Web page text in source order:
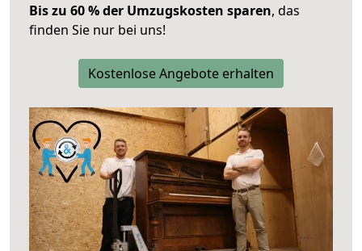
Bis zu 60 % der Umzugskosten sparen, das
finden Sie nur bei uns!
Kostenlose Angebote erhalten